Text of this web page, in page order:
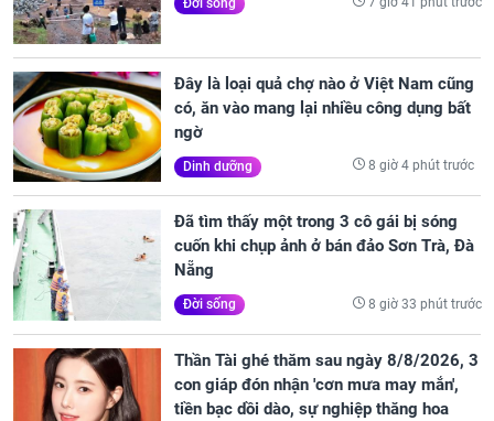
Đời sống
Đây là loại quả chợ nào ở Việt Nam cũng
có, ăn vào mang lại nhiều công dụng bất
ngờ
Dinh dưỡng 8 giờ 4 phút trước
Đã tìm thấy một trong 3 cô gái bị sóng
cuốn khi chụp ảnh ở bán đảo Sơn Trà, Đà
Nẵng
Đời sống 8 giờ 33 phút trước
Thần Tài ghé thăm sau ngày 8/8/2026, 3
con giáp đón nhận 'cơn mưa may mắn',
tiền bạc dồi dào, sự nghiệp thăng hoa